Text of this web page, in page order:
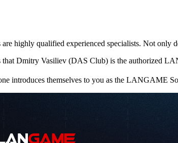
highly qualified experienced specialists. Not only
that Dmitry Vasiliev (DAS Club) is the authorized
introduces themselves to you as the LANGAME